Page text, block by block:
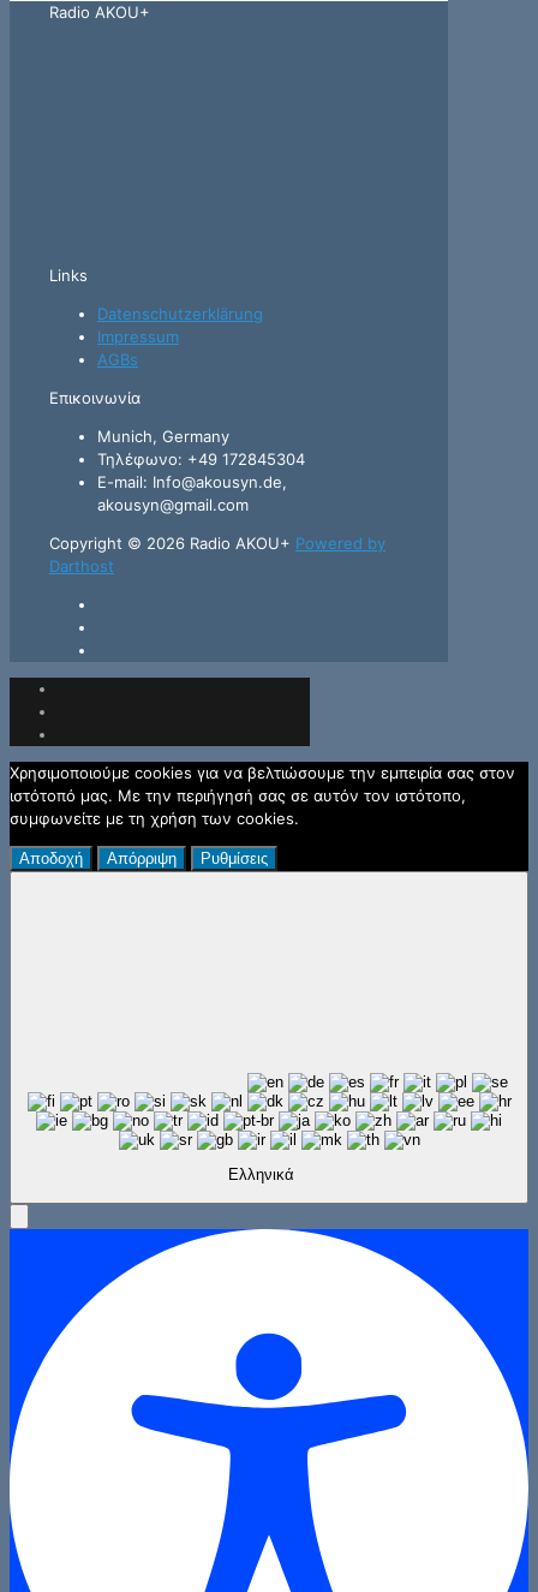
Radio AKOU+
Links
Datenschutzerklärung
Impressum
AGBs
Επικοινωνία
Munich, Germany
Τηλέφωνο: +49 172845304
E-mail: Info@akousyn.de,
akousyn@gmail.com
Copyright © 2026 Radio AKOU+ Powered by
Darthost
Χρησιμοποιούμε cookies για να βελτιώσουμε την εμπειρία σας στον
ιστότοπό μας. Με την περιήγησή σας σε αυτόν τον ιστότοπο,
συμφωνείτε με τη χρήση των cookies.
Αποδοχή Απόρριψη Ρυθμίσεις
Ελληνικά